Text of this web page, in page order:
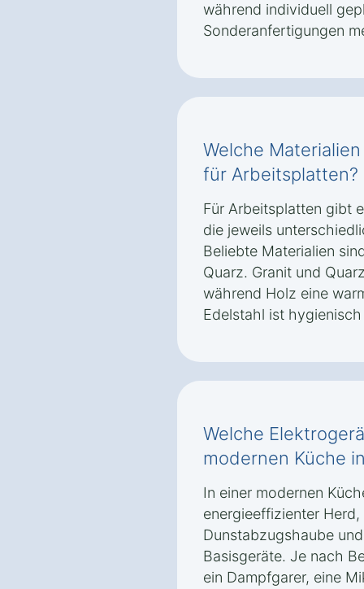
während individuell
Sonderanfertigungen
Welche
für Arbeitsplatten?
Für Arbeitsplatten gibt
die jeweils
Beliebte Materialien
Quarz. Granit und
während Holz eine
Edelstahl ist
Welche
modernen Küche
In einer modernen
energieeffizienter
Dunstabzugshaube
Basisgeräte. Je nach
ein Dampfgarer, eine